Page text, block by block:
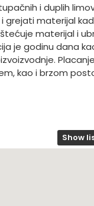
i duplih
grejati materijal
materijal i
je godinu dana
kao i brzom
Show